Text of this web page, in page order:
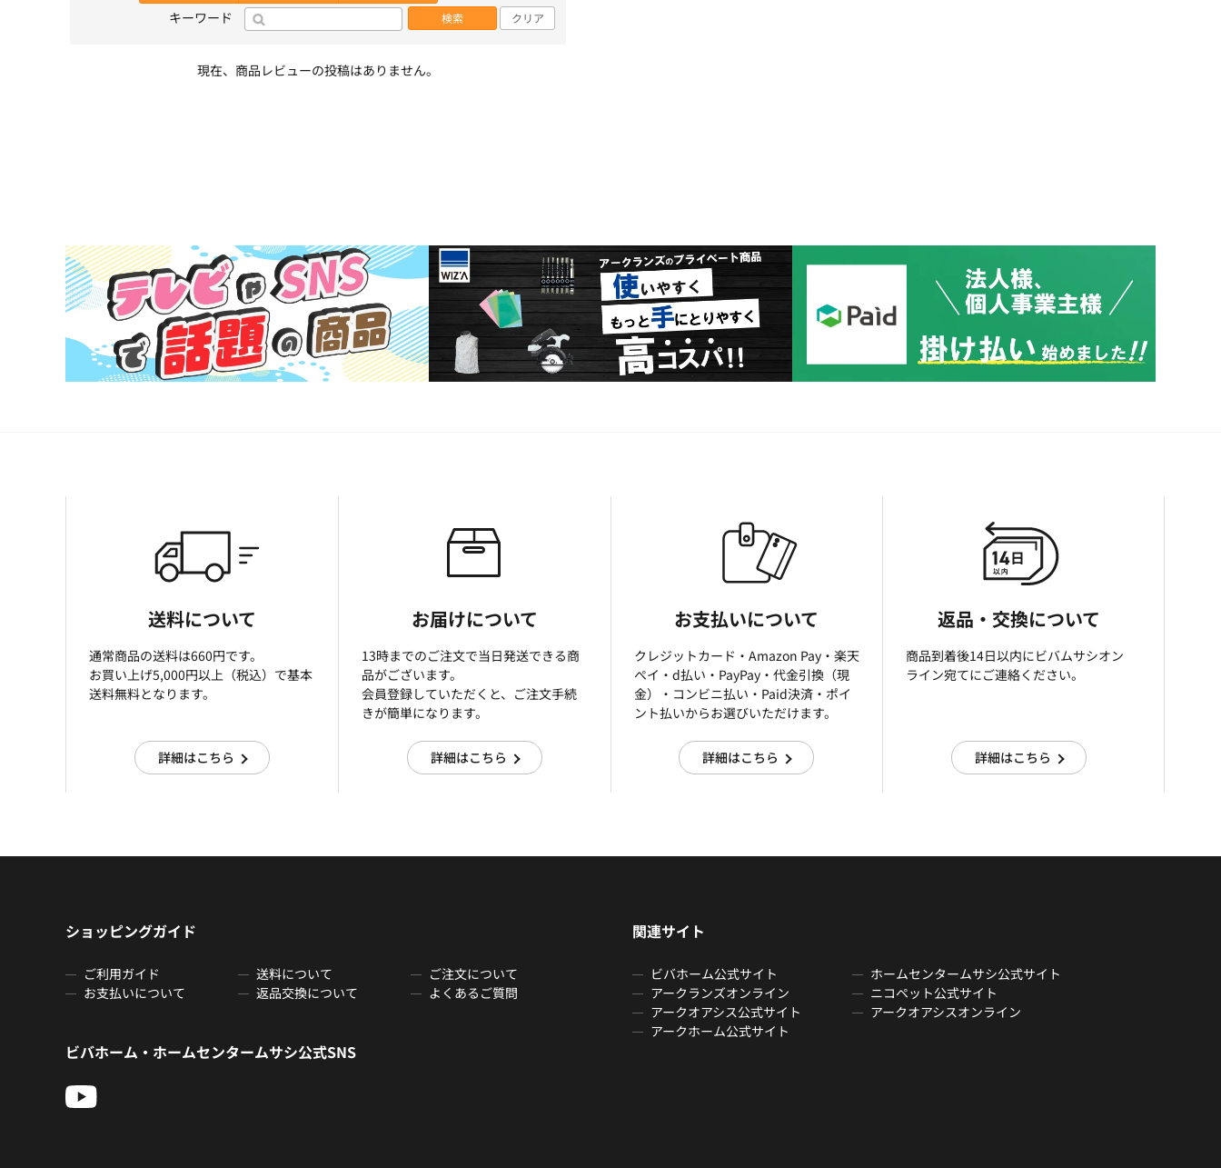
キーワード 検索 クリア
現在、商品レビューの投稿はありません。
送料について
通常商品の送料は660円です。
お買い上げ5,000円以上（税込）で基本
送料無料となります。
詳細はこちら
お届けについて
13時までのご注文で当日発送できる商
品がございます。
会員登録していただくと、ご注文手続
きが簡単になります。
詳細はこちら
お支払いについて
クレジットカード・Amazon Pay・楽天
ぺイ・d払い・PayPay・代金引換（現
金）・コンビニ払い・Paid決済・ポイ
ント払いからお選びいただけます。
詳細はこちら
返品・交換について
商品到着後14日以内にビバムサシオン
ライン宛てにご連絡ください。
詳細はこちら
ショッピングガイド
ご利用ガイド 送料について
ご注文について
お支払いについて
返品交換について よくあるご質問
関連サイト
ビバホーム公式サイト
ホームセンタームサシ公式サイト
アークランズオンライン
ニコペット公式サイト
アークオアシス公式サイト
アークオアシスオンライン
アークホーム公式サイト
ビバホーム・ホームセンタームサシ公式SNS